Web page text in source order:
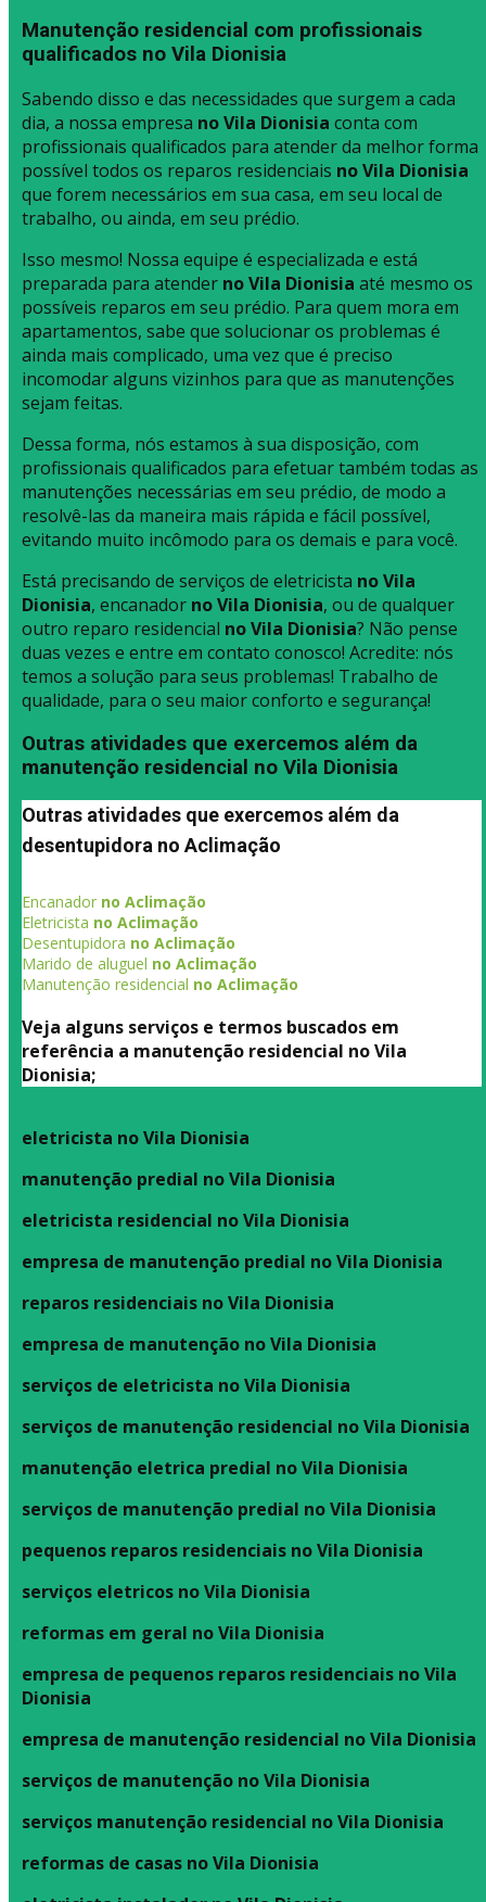
Manutenção residencial com profissionais
qualificados no Vila Dionisia
Sabendo disso e das necessidades que surgem a cada
dia, a nossa empresa no Vila Dionisia conta com
profissionais qualificados para atender da melhor forma
possível todos os reparos residenciais no Vila Dionisia
que forem necessários em sua casa, em seu local de
trabalho, ou ainda, em seu prédio.
Isso mesmo! Nossa equipe é especializada e está
preparada para atender no Vila Dionisia até mesmo os
possíveis reparos em seu prédio. Para quem mora em
apartamentos, sabe que solucionar os problemas é
ainda mais complicado, uma vez que é preciso
incomodar alguns vizinhos para que as manutenções
sejam feitas.
Dessa forma, nós estamos à sua disposição, com
profissionais qualificados para efetuar também todas as
manutenções necessárias em seu prédio, de modo a
resolvê-las da maneira mais rápida e fácil possível,
evitando muito incômodo para os demais e para você.
Está precisando de serviços de eletricista no Vila
Dionisia, encanador no Vila Dionisia, ou de qualquer
outro reparo residencial no Vila Dionisia? Não pense
duas vezes e entre em contato conosco! Acredite: nós
temos a solução para seus problemas! Trabalho de
qualidade, para o seu maior conforto e segurança!
Outras atividades que exercemos além da
manutenção residencial no Vila Dionisia
Outras atividades que exercemos além da
desentupidora no Aclimação
Encanador no Aclimação
Eletricista no Aclimação
Desentupidora no Aclimação
Marido de aluguel no Aclimação
Manutenção residencial no Aclimação
Veja alguns serviços e termos buscados em
referência a manutenção residencial no Vila
Dionisia;
eletricista no Vila Dionisia
manutenção predial no Vila Dionisia
eletricista residencial no Vila Dionisia
empresa de manutenção predial no Vila Dionisia
reparos residenciais no Vila Dionisia
empresa de manutenção no Vila Dionisia
serviços de eletricista no Vila Dionisia
serviços de manutenção residencial no Vila Dionisia
manutenção eletrica predial no Vila Dionisia
serviços de manutenção predial no Vila Dionisia
pequenos reparos residenciais no Vila Dionisia
serviços eletricos no Vila Dionisia
reformas em geral no Vila Dionisia
empresa de pequenos reparos residenciais no Vila
Dionisia
empresa de manutenção residencial no Vila Dionisia
serviços de manutenção no Vila Dionisia
serviços manutenção residencial no Vila Dionisia
reformas de casas no Vila Dionisia